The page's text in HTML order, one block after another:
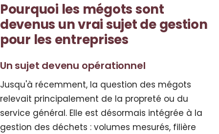
Pourquoi les mégots sont
devenus un vrai sujet de gestion
pour les entreprises
Un sujet devenu opérationnel
Jusqu'à récemment, la question des mégots
relevait principalement de la propreté ou du
service général. Elle est désormais intégrée à la
gestion des déchets : volumes mesurés, filière